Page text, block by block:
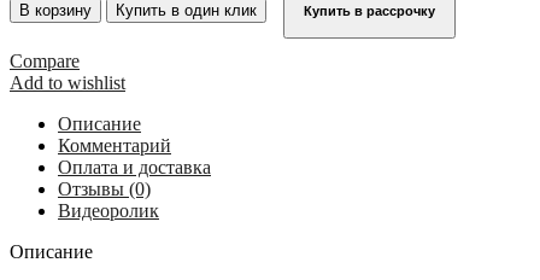
Стационарная
лестница
для
зданий
KRAUSE
(алюминий)
16,80
м
для
с
В корзину Купить в один клик Купить в рассрочку
Compare
Add to wishlist
Описание
Комментарий
Оплата и доставка
Отзывы (0)
Видеоролик
Описание